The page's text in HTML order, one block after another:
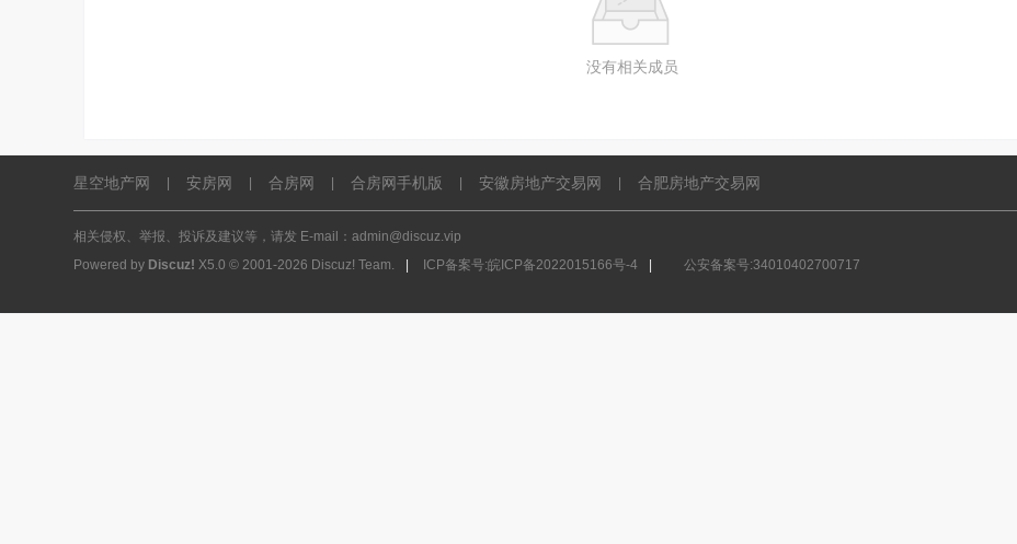
没有相关成员
星空地产网 安房网 合房网 合房网手机版 安徽房地产交易网 合肥房地产交易网
相关侵权、举报、投诉及建议等，请发 E-mail：admin@discuz.vip
Powered by Discuz! X5.0 © 2001-2026 Discuz! Team. ICP备案号:皖ICP备2022015166号-4 公安备案号:34010402700717